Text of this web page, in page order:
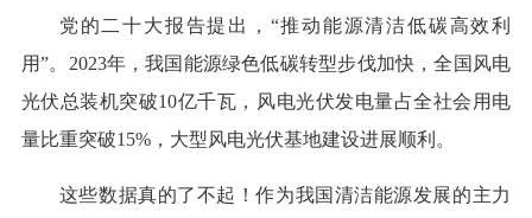
党的二十大报告提出，“推动能源清洁低碳高效利
用”。2023年，我国能源绿色低碳转型步伐加快，全国风电
光伏总装机突破10亿千瓦，风电光伏发电量占全社会用电
量比重突破15%，大型风电光伏基地建设进展顺利。
这些数据真的了不起！作为我国清洁能源发展的主力